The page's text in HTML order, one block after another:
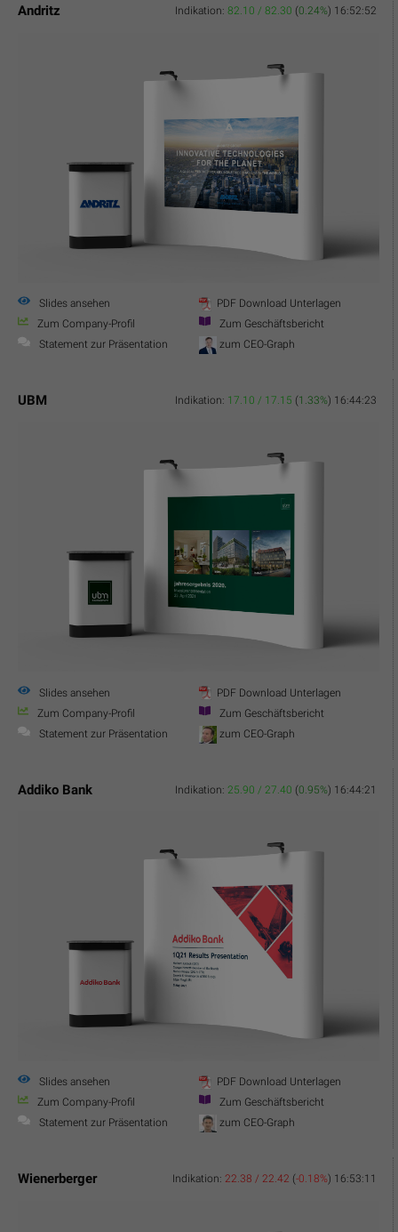
Andritz Indikation: 82.10 / 82.30 (0.24%) 16:52:52
Slides ansehen
PDF Download Unterlagen
Zum Company-Profil
Zum Geschäftsbericht
Statement zur Präsentation
zum CEO-Graph
UBM Indikation: 17.10 / 17.15 (1.33%) 16:44:23
Slides ansehen
PDF Download Unterlagen
Zum Company-Profil
Zum Geschäftsbericht
Statement zur Präsentation
zum CEO-Graph
Addiko Bank Indikation: 25.90 / 27.40 (0.95%) 16:44:21
Slides ansehen
PDF Download Unterlagen
Zum Company-Profil
Zum Geschäftsbericht
Statement zur Präsentation
zum CEO-Graph
Wienerberger Indikation: 22.38 / 22.42 (-0.18%) 16:53:11